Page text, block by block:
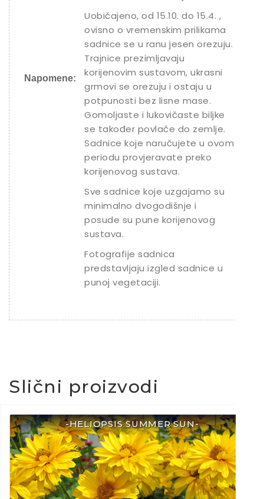
Napomene:
Uobičajeno, od 15.10. do 15.4. ,
ovisno o vremenskim prilikama
sadnice se u ranu jesen orezuju.
Trajnice prezimljavaju
korijenovim sustavom, ukrasni
grmovi se orezuju i ostaju u
potpunosti bez lisne mase.
Gomoljaste i lukovičaste biljke
se također povlače do zemlje.
Sadnice koje naručujete u ovom
periodu provjeravate preko
korijenovog sustava.
Sve sadnice koje uzgajamo su
minimalno dvogodišnje i
posude su pune korijenovog
sustava.
Fotografije sadnica
predstavljaju izgled sadnice u
punoj vegetaciji.
Slični proizvodi
-HELIOPSIS SUMMER SUN-